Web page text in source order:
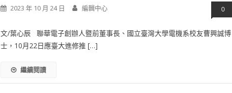
2023 年 10 月 24 日 編輯中心 0
文/葉心辰 聯華電子創辦人暨前董事長、國立臺灣大學電機系校友曹興誠博
士，10月22日應臺大進修推 […]
繼續閱讀